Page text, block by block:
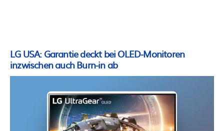
LG USA: Garantie deckt bei OLED-Monitoren
inzwischen auch Burn-in ab